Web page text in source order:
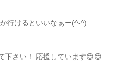
行けるといいなぁー(^-^)
下さい！ 応援しています😊😊